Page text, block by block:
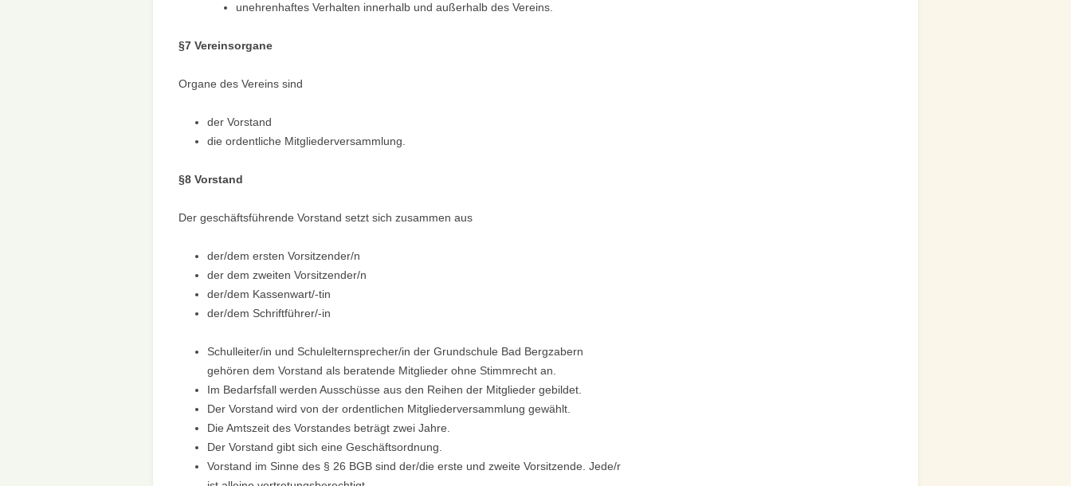
unehrenhaftes Verhalten innerhalb und außerhalb des Vereins.
§7 Vereinsorgane
Organe des Vereins sind
der Vorstand
die ordentliche Mitgliederversammlung.
§8 Vorstand
Der geschäftsführende Vorstand setzt sich zusammen aus
der/dem ersten Vorsitzender/n
der dem zweiten Vorsitzender/n
der/dem Kassenwart/-tin
der/dem Schriftführer/-in
Schulleiter/in und Schulelternsprecher/in der Grundschule Bad Bergzabern
gehören dem Vorstand als beratende Mitglieder ohne Stimmrecht an.
Im Bedarfsfall werden Ausschüsse aus den Reihen der Mitglieder gebildet.
Der Vorstand wird von der ordentlichen Mitgliederversammlung gewählt.
Die Amtszeit des Vorstandes beträgt zwei Jahre.
Der Vorstand gibt sich eine Geschäftsordnung.
Vorstand im Sinne des § 26 BGB sind der/die erste und zweite Vorsitzende. Jede/r